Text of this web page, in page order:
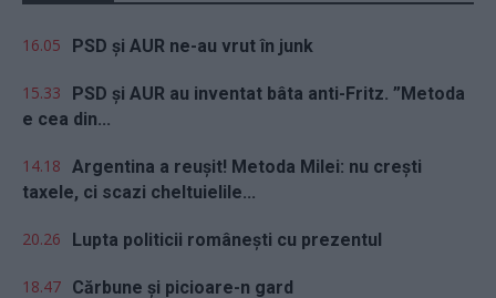
16.05 PSD și AUR ne-au vrut în junk
15.33
PSD și AUR au inventat bâta anti-Fritz. ”Metoda
e cea din...
14.18 Argentina a reușit! Metoda Milei: nu crești
taxele, ci scazi cheltuielile...
20.26 Lupta politicii românești cu prezentul
18.47 Cărbune și picioare-n gard